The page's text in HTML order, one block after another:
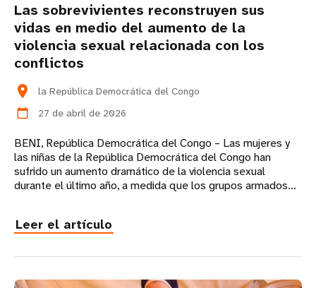
Las sobrevivientes reconstruyen sus
vidas en medio del aumento de la
violencia sexual relacionada con los
conflictos
location_on
la República Democrática del Congo
calendar_today
27 de abril de 2026
BENI, República Democrática del Congo – Las mujeres y
las niñas de la República Democrática del Congo han
sufrido un aumento dramático de la violencia sexual
durante el último año, a medida que los grupos armados...
Leer el artículo